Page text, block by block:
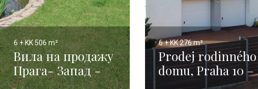
6 + KK506 m²
Вила на продажу
Прага- Запад -
500 m2
6 + KK276 m²
Prodej rodinného
domu, Praha 10 –
Pitkovice – 276 m2